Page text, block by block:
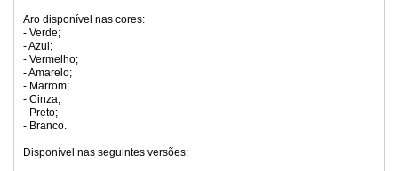
Aro disponível nas cores:
- Verde;
- Azul;
- Vermelho;
- Amarelo;
- Marrom;
- Cinza;
- Preto;
- Branco.
Disponível nas seguintes versões: